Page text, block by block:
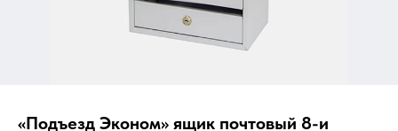
«Подъезд Эконом» ящик почтовый 8-и